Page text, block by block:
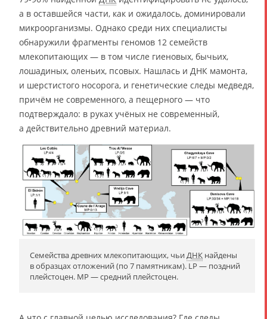
а в оставшейся части, как и ожидалось, доминировали
микроорганизмы. Однако среди них специалисты
обнаружили фрагменты геномов 12 семейств
млекопитающих — в том числе гиеновых, бычьих,
лошадиных, оленьих, псовых. Нашлась и ДНК мамонта,
и шерстистого носорога, и генетические следы медведя,
причём не современного, а пещерного — что
подтверждало: в руках учёных не современный,
а действительно древний материал.
Семейства древних млекопитающих, чьи ДНК найдены
в образцах отложений (по 7 памятникам). LP — поздний
плейстоцен. MP — средний плейстоцен.